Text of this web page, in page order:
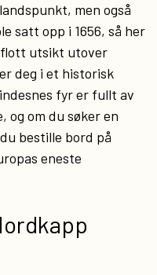
men også
satt opp i 1656, så her
flott utsikt utover
deg i et historisk
fyr er fullt av
og om du søker en
bestille bord på
eneste